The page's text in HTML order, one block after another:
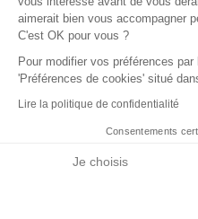
vendredi de 8h30 à 15h30
aimerait bien vous accompagner
C'est OK pour vous ?
Pour modifier vos préférences
'Préférences de cookies' situé
Lire la politique de confidentialité
Consentements
Je choisis